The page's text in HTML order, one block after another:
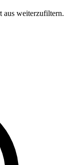
aus weiterzufiltern.